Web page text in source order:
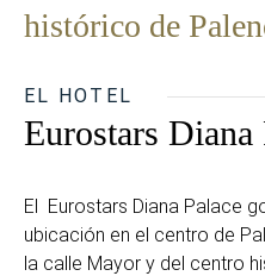
histórico de
EL HOTEL
Eurostars Diana
El Eurostars Diana Palace
ubicación en el centro de
la calle Mayor y del centro